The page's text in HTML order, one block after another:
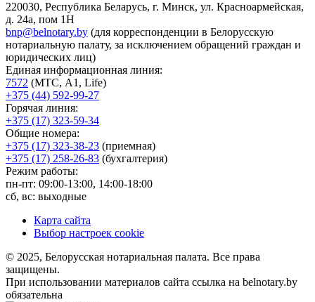
220030, Республика Беларусь, г. Минск, ул. Красноармейская,
д. 24а, пом 1Н
bnp@belnotary.by (для корреспонденции в Белорусскую
нотариальную палату, за исключением обращений граждан и
юридических лиц)
Единая информационная линия:
7572 (МТС, A1, Life)
+375 (44) 592-99-27
Горячая линия:
+375 (17) 323-59-34
Общие номера:
+375 (17) 323-38-23 (приемная)
+375 (17) 258-26-83 (бухгалтерия)
Режим работы:
пн-пт: 09:00-13:00, 14:00-18:00
сб, вс: выходные
Карта сайта
Выбор настроек cookie
© 2025, Белорусская нотариальная палата. Все права
защищены.
При использовании материалов сайта ссылка на belnotary.by
обязательна